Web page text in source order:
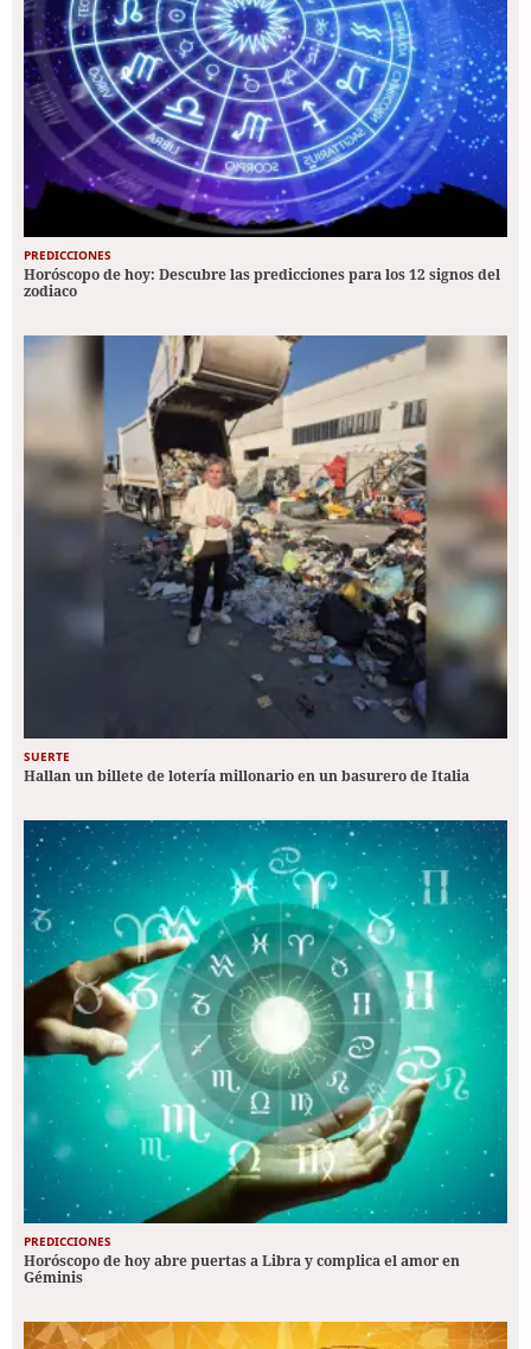
PREDICCIONES
Horóscopo de hoy: Descubre las predicciones para los 12 signos del
zodiaco
SUERTE
Hallan un billete de lotería millonario en un basurero de Italia
PREDICCIONES
Horóscopo de hoy abre puertas a Libra y complica el amor en
Géminis